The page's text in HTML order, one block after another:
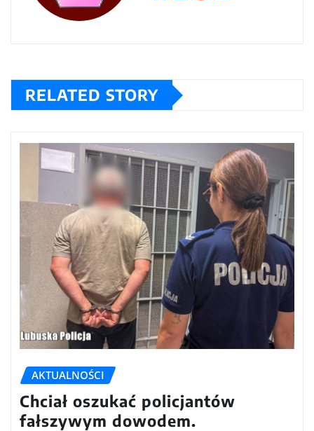
RELATED STORY
AKTUALNOŚCI
Chciał oszukać policjantów
fałszywym dowodem.